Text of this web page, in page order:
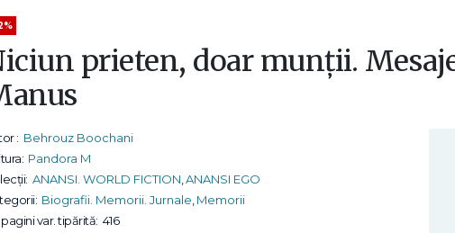
prieten, doar munții.
: Behrouz Boochani
Pandora M
ANANSI. WORLD FICTION ANANSI EGO
Biografii. Memorii. Jurnale Memorii
pagini var. tipărită: 416